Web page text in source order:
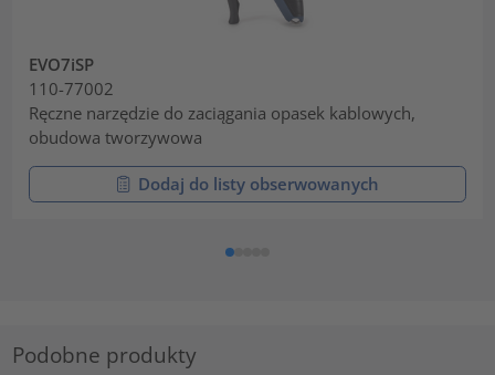
EVO7iSP
110-77002
Ręczne narzędzie do zaciągania opasek kablowych,
obudowa tworzywowa
Dodaj do listy obserwowanych
Podobne produkty